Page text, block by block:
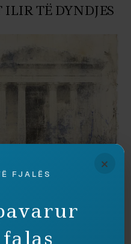
ILIR TË DYNDJES
NGA
×
FJALËS
falas